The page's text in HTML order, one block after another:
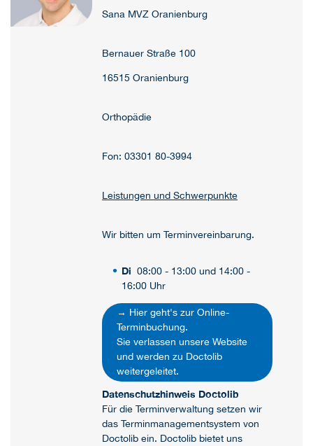
Sana MVZ Oranienburg
Bernauer Straße 100
16515 Oranienburg
Orthopädie
Fon: 03301 80-3994
Leistungen und Schwerpunkte
Wir bitten um Terminvereinbarung.
Di 08:00 - 13:00 und 14:00 -
16:00 Uhr
→ Hier geht's zur Online-
Terminbuchung.
Sie verlassen unsere Website
und werden zu Doctolib
weitergeleitet.
Datenschutzhinweis Doctolib
Für die Terminverwaltung setzen wir
das Terminmanagementsystem von
Doctolib ein. Doctolib bietet uns